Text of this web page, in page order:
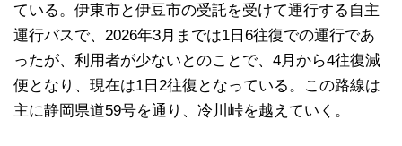
ている。伊東市と伊豆市の受託を受けて運行する自主
運行バスで、2026年3月までは1日6往復での運行であ
ったが、利用者が少ないとのことで、4月から4往復減
便となり、現在は1日2往復となっている。この路線は
主に静岡県道59号を通り、冷川峠を越えていく。